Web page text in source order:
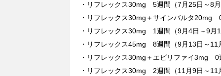
・リフレックス30mg 5週間（7月25日～8
・リフレックス30mg＋サインバルタ20mg
・リフレックス30mg 1週間（9月4日～9月
・リフレックス45mg 8週間（9月13日～11
・リフレックス30mg＋エビリファイ3mg
・リフレックス30mg 2週間（11月9日～11